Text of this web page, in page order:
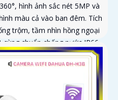
hình ảnh sắc nét 5MP và
màu cả vào ban đêm. Tích
trộm, tầm nhìn hồng ngoại
chuẩn chống nước IP66
mọi điều kiện